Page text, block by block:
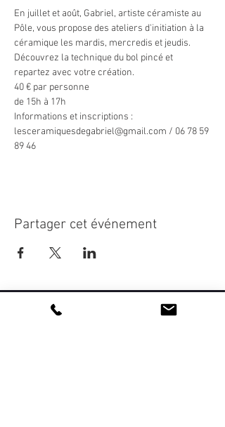
En juillet et août, Gabriel, artiste céramiste au
Pôle, vous propose des ateliers d'initiation à la
céramique les mardis, mercredis et jeudis.
Découvrez la technique du bol pincé et
repartez avec votre création.
40 € par personne
de 15h à 17h
Informations et inscriptions :
lesceramiquesdegabriel@gmail.com / 06 78 59
89 46
Partager cet événement
La vie de l'association